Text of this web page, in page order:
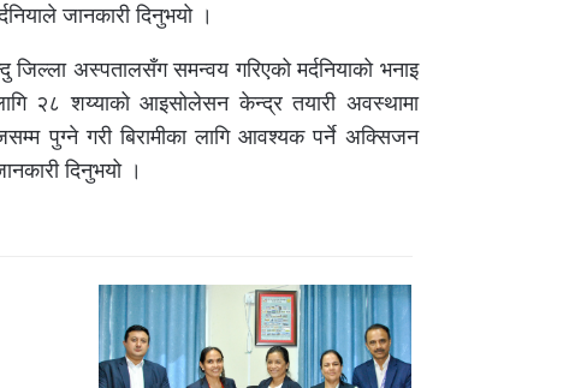
जानकारी दिनुभयो ।
जिल्ला अस्पतालसँग समन्वय गरिएको मर्दनियाको भनाइ
२८ शय्याको आइसोलेसन केन्द्र तयारी अवस्थामा
पुग्ने गरी बिरामीका लागि आवश्यक पर्ने अक्सिजन
दिनुभयो ।